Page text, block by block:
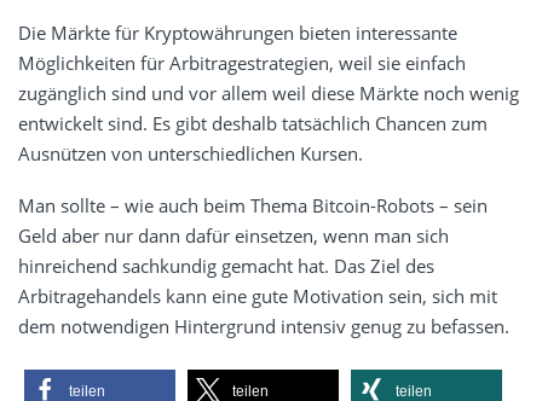
Die Märkte für Kryptowährungen bieten interessante
Möglichkeiten für Arbitragestrategien, weil sie einfach
zugänglich sind und vor allem weil diese Märkte noch wenig
entwickelt sind. Es gibt deshalb tatsächlich Chancen zum
Ausnützen von unterschiedlichen Kursen.
Man sollte – wie auch beim Thema Bitcoin-Robots – sein
Geld aber nur dann dafür einsetzen, wenn man sich
hinreichend sachkundig gemacht hat. Das Ziel des
Arbitragehandels kann eine gute Motivation sein, sich mit
dem notwendigen Hintergrund intensiv genug zu befassen.
teilen teilen teilen